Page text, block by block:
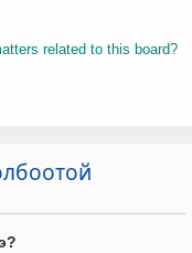
related to this board?